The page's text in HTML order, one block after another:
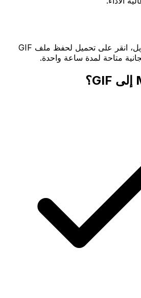
بمجرد اكتمال التحويل، انقر على تحميل لحفظ ملف GIF
متاحة لمدة ساعة واحدة.